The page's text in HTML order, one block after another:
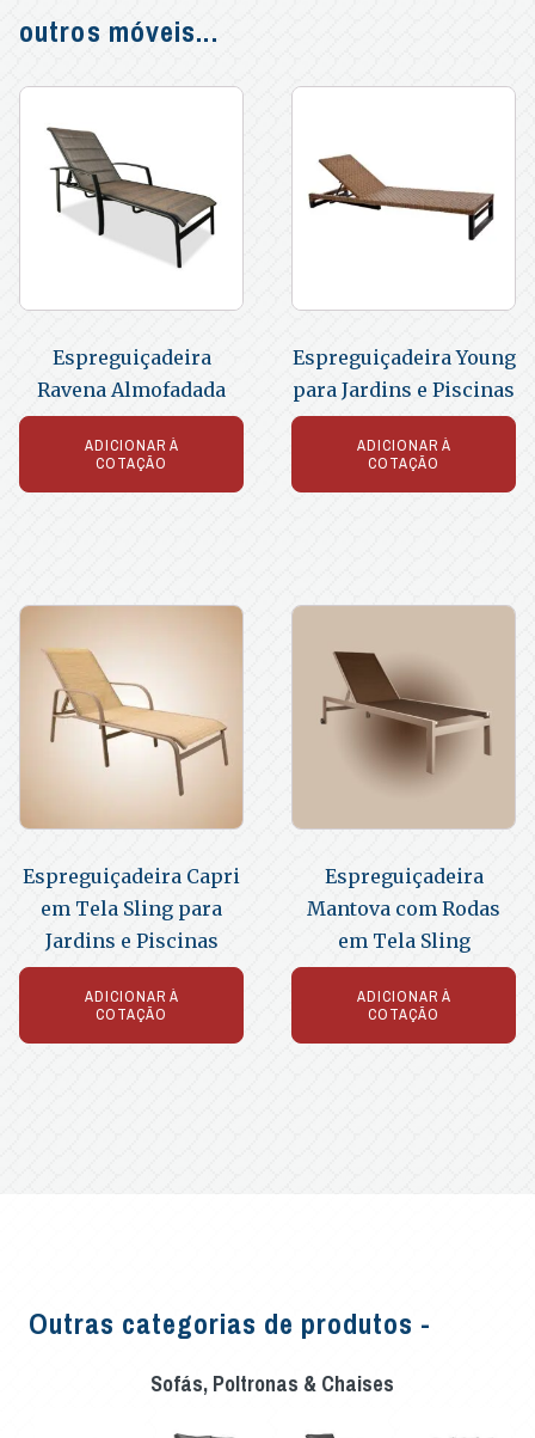
outros móveis...
Espreguiçadeira
Ravena Almofadada
ADICIONAR À
COTAÇÃO
Espreguiçadeira Young
para Jardins e Piscinas
ADICIONAR À
COTAÇÃO
Espreguiçadeira Capri
em Tela Sling para
Jardins e Piscinas
ADICIONAR À
COTAÇÃO
Espreguiçadeira
Mantova com Rodas
em Tela Sling
ADICIONAR À
COTAÇÃO
Outras categorias de produtos -
Sofás, Poltronas & Chaises